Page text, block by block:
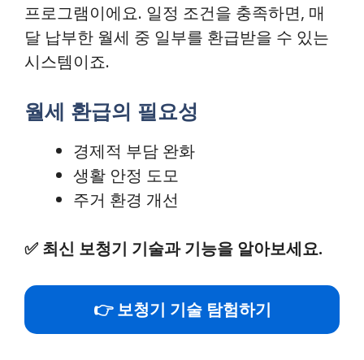
프로그램이에요. 일정 조건을 충족하면, 매
달 납부한 월세 중 일부를 환급받을 수 있는
시스템이죠.
월세 환급의 필요성
경제적 부담 완화
생활 안정 도모
주거 환경 개선
✅ 최신 보청기 기술과 기능을 알아보세요.
👉 보청기 기술 탐험하기